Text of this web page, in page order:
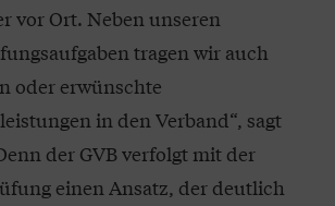
vor Ort. Neben unseren
tragen wir auch
oder erwünschte
in den Verband“, sagt
der GVB verfolgt mit der
einen Ansatz, der deutlich